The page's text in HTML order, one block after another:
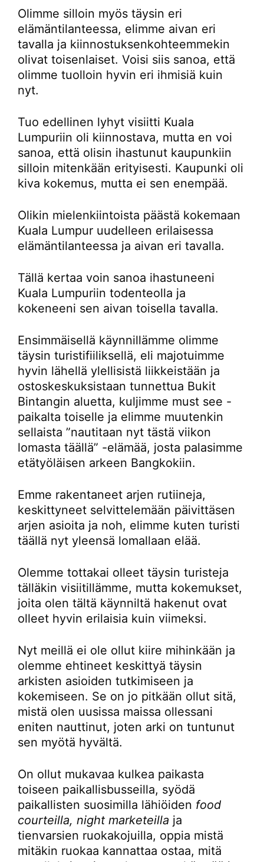
Olimme silloin myös täysin eri
elämäntilanteessa, elimme aivan eri
tavalla ja kiinnostuksenkohteemmekin
olivat toisenlaiset. Voisi siis sanoa, että
olimme tuolloin hyvin eri ihmisiä kuin
nyt.
Tuo edellinen lyhyt visiitti Kuala
Lumpuriin oli kiinnostava, mutta en voi
sanoa, että olisin ihastunut kaupunkiin
silloin mitenkään erityisesti. Kaupunki oli
kiva kokemus, mutta ei sen enempää.
Olikin mielenkiintoista päästä kokemaan
Kuala Lumpur uudelleen erilaisessa
elämäntilanteessa ja aivan eri tavalla.
Tällä kertaa voin sanoa ihastuneeni
Kuala Lumpuriin todenteolla ja
kokeneeni sen aivan toisella tavalla.
Ensimmäisellä käynnillämme olimme
täysin turistifiiliksellä, eli majotuimme
hyvin lähellä ylellisistä liikkeistään ja
ostoskeskuksistaan tunnettua Bukit
Bintangin aluetta, kuljimme must see -
paikalta toiselle ja elimme muutenkin
sellaista ”nautitaan nyt tästä viikon
lomasta täällä” -elämää, josta palasimme
etätyöläisen arkeen Bangkokiin.
Emme rakentaneet arjen rutiineja,
keskittyneet selvittelemään päivittäsen
arjen asioita ja noh, elimme kuten turisti
täällä nyt yleensä lomallaan elää.
Olemme tottakai olleet täysin turisteja
tälläkin visiitillämme, mutta kokemukset,
joita olen tältä käynniltä hakenut ovat
olleet hyvin erilaisia kuin viimeksi.
Nyt meillä ei ole ollut kiire mihinkään ja
olemme ehtineet keskittyä täysin
arkisten asioiden tutkimiseen ja
kokemiseen. Se on jo pitkään ollut sitä,
mistä olen uusissa maissa ollessani
eniten nauttinut, joten arki on tuntunut
sen myötä hyvältä.
On ollut mukavaa kulkea paikasta
toiseen paikallisbusseilla, syödä
paikallisten suosimilla lähiöiden food
courteilla, night marketeilla ja
tienvarsien ruokakojuilla, oppia mistä
mitäkin ruokaa kannattaa ostaa, mitä